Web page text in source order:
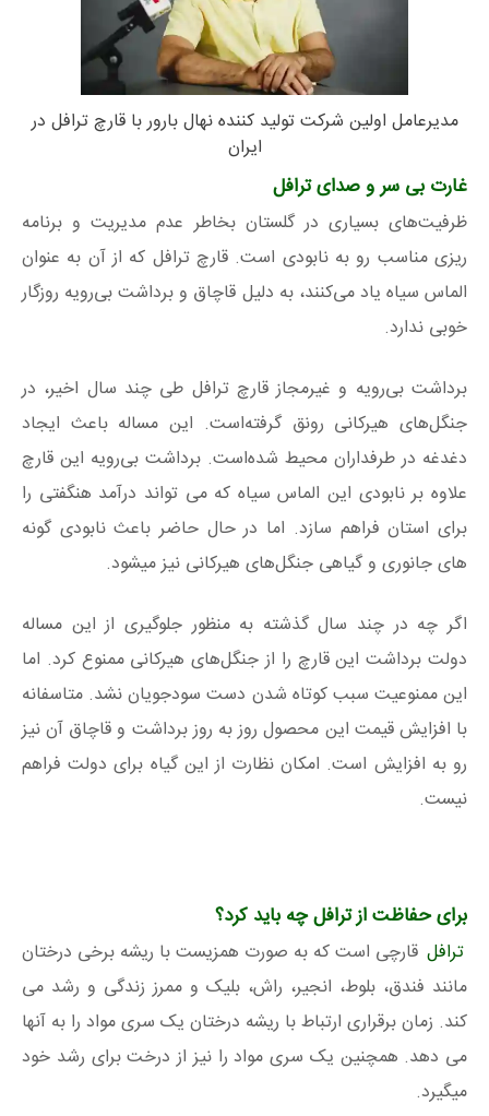
مدیرعامل اولین شرکت تولید کننده نهال بارور با قارچ ترافل در
ایران
غارت بی سر و صدای ترافل
ظرفیت‌های بسیاری در گلستان بخاطر عدم مدیریت و برنامه
ریزی مناسب رو به نابودی است. قارچ ترافل که از آن به عنوان
الماس سیاه یاد می‌کنند، به دلیل قاچاق و برداشت بی‌رویه روزگار
خوبی ندارد.
برداشت بی‌رویه و غیرمجاز قارچ ترافل طی چند سال اخیر، در
جنگل‌های هیرکانی رونق گرفته‌است. این مساله باعث ایجاد
دغدغه در طرفداران محیط شده‌است. برداشت بی‌رویه این قارچ
علاوه بر نابودی این الماس سیاه که می تواند درآمد هنگفتی را
برای استان فراهم سازد. اما در حال حاضر باعث نابودی گونه
های جانوری و گیاهی جنگل‌های هیرکانی نیز میشود.
اگر چه در چند سال گذشته به منظور جلوگیری از این مساله
دولت برداشت این قارچ را از جنگل‌های هیرکانی ممنوع کرد. اما
این ممنوعیت سبب کوتاه شدن دست سودجویان نشد. متاسفانه
با افزایش قیمت این محصول روز به روز برداشت و قاچاق آن نیز
رو به افزایش است. امکان نظارت از این گیاه برای دولت فراهم
نیست.
برای حفاظت از ترافل چه باید کرد؟
ترافل قارچی است که به صورت همزیست با ریشه برخی درختان
مانند فندق، بلوط، انجیر، راش، بلیک و ممرز زندگی و رشد می
کند. زمان برقراری ارتباط با ریشه درختان یک سری مواد را به آنها
می دهد. همچنین یک سری مواد را نیز از درخت برای رشد خود
میگیرد.